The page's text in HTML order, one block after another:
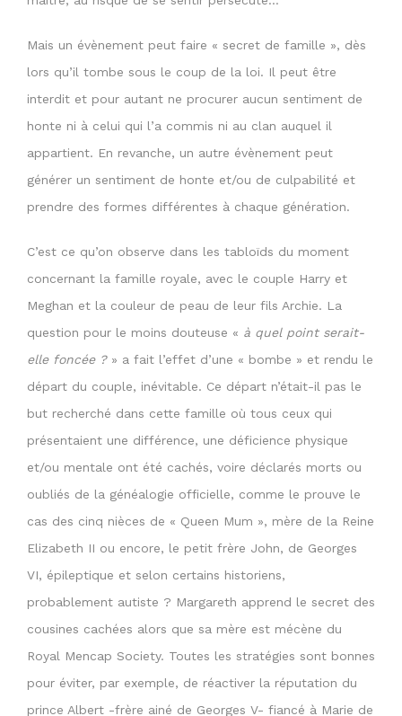
Mais un évènement peut faire « secret de famille », dès
lors qu’il tombe sous le coup de la loi. Il peut être
interdit et pour autant ne procurer aucun sentiment de
honte ni à celui qui l’a commis ni au clan auquel il
appartient. En revanche, un autre évènement peut
générer un sentiment de honte et/ou de culpabilité et
prendre des formes différentes à chaque génération.
C’est ce qu’on observe dans les tabloïds du moment
concernant la famille royale, avec le couple Harry et
Meghan et la couleur de peau de leur fils Archie. La
question pour le moins douteuse « à quel point serait-
elle foncée ?» a fait l’effet d’une « bombe » et rendu le
départ du couple, inévitable. Ce départ n’était-il pas le
but recherché dans cette famille où tous ceux qui
présentaient une différence, une déficience physique
et/ou mentale ont été cachés, voire déclarés morts ou
oubliés de la généalogie officielle, comme le prouve le
cas des cinq nièces de « Queen Mum », mère de la Reine
Elizabeth II ou encore, le petit frère John, de Georges
VI, épileptique et selon certains historiens,
probablement autiste ? Margareth apprend le secret des
cousines cachées alors que sa mère est mécène du
Royal Mencap Society. Toutes les stratégies sont bonnes
pour éviter, par exemple, de réactiver la réputation du
prince Albert -frère ainé de Georges V- fiancé à Marie de